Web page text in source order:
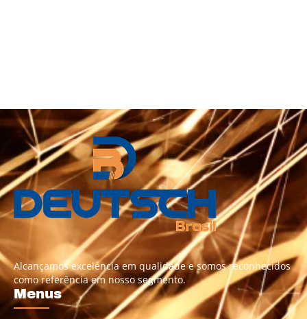
Alcançamos excelência em qualidade e somos reconhecidos
como referência em nosso segmento.
Menus